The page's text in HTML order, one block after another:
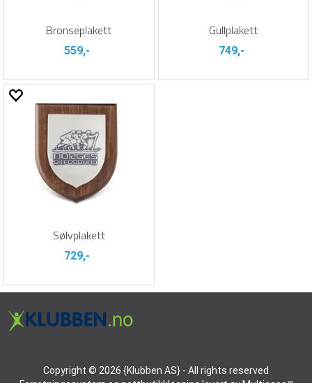
Bronseplakett
559,-
Gullplakett
749,-
Sølvplakett
729,-
Copyright © 2026 {Klubben AS} - All rights reserved